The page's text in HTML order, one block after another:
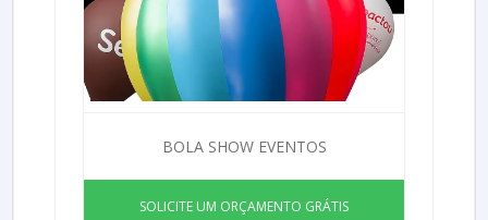
BOLA SHOW EVENTOS
SOLICITE UM ORÇAMENTO GRÁTIS